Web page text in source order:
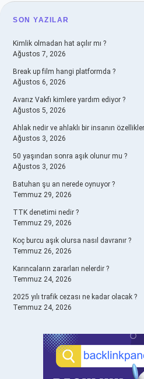
SIDEBAR
SON YAZILAR
Kimlik olmadan hat açılır mı ?
Ağustos 7, 2026
Break up film hangi platformda ?
Ağustos 6, 2026
Avarız Vakfı kimlere yardım ediyor ?
Ağustos 5, 2026
Ahlak nedir ve ahlaklı bir insanın
Ağustos 3, 2026
50 yaşından sonra aşık olunur mu ?
Ağustos 3, 2026
Batuhan şu an nerede oynuyor ?
Temmuz 29, 2026
TTK denetimi nedir ?
Temmuz 29, 2026
Koç burcu aşık olursa nasıl davranır ?
Temmuz 26, 2026
Karıncaların zararları nelerdir ?
Temmuz 24, 2026
2025 yılı trafik cezası ne kadar olacak ?
Temmuz 24, 2026